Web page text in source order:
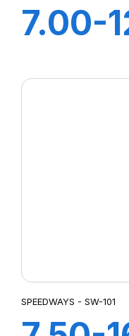
7.00-
SPEEDWAYS - SW-101